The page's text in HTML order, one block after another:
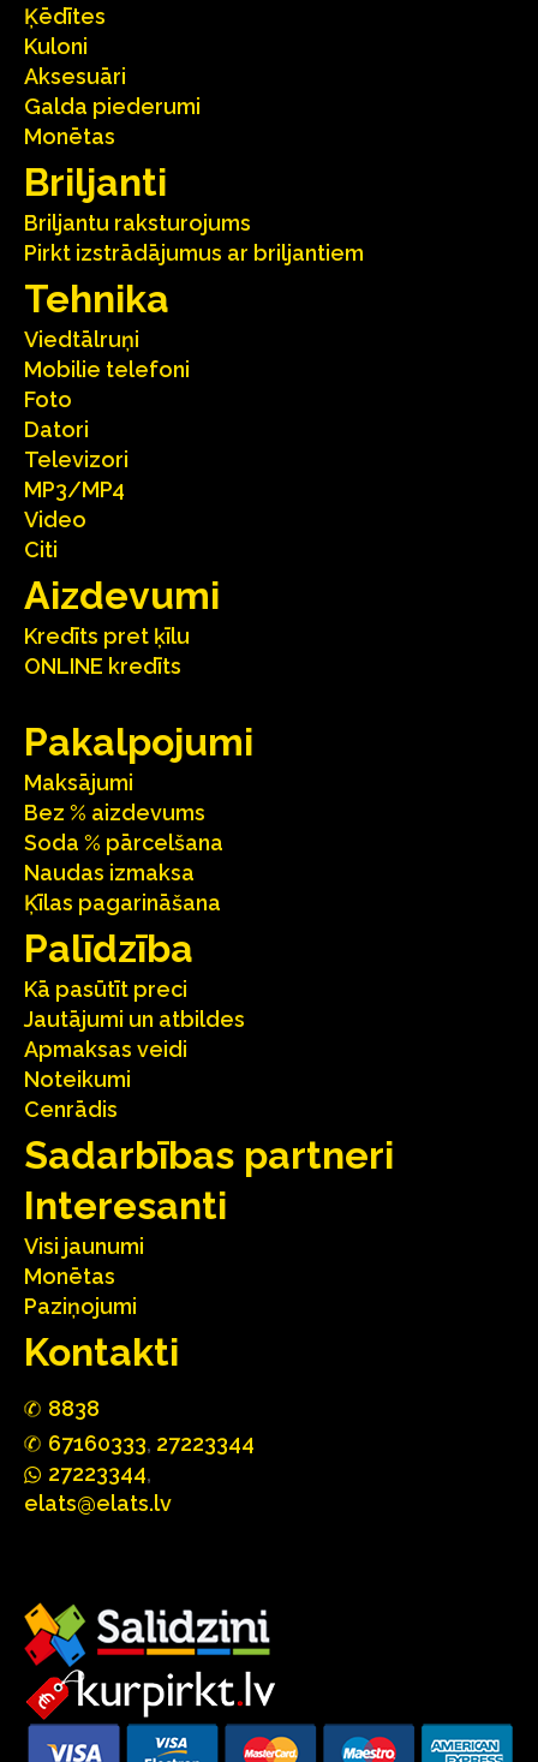
Ķēdītes
Kuloni
Aksesuāri
Galda piederumi
Monētas
Briljanti
Briljantu raksturojums
Pirkt izstrādājumus ar briljantiem
Tehnika
Viedtālruņi
Mobilie telefoni
Foto
Datori
Televizori
MP3/MP4
Video
Citi
Aizdevumi
Kredīts pret ķīlu
ONLINE kredīts
Pakalpojumi
Maksājumi
Bez % aizdevums
Soda % pārcelšana
Naudas izmaksa
Ķīlas pagarināšana
Palīdzība
Kā pasūtīt preci
Jautājumi un atbildes
Apmaksas veidi
Noteikumi
Cenrādis
Sadarbības partneri
Interesanti
Visi jaunumi
Monētas
Paziņojumi
Kontakti
8838
67160333, 27223344
27223344,
elats@elats.lv